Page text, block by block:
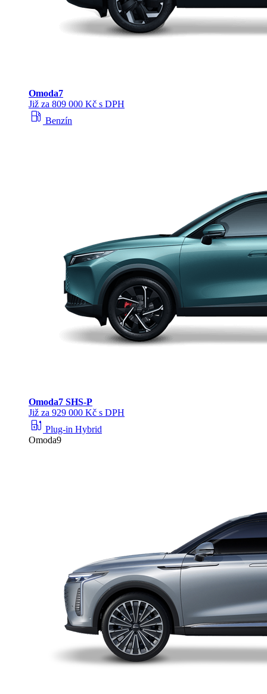
Omoda7
Již za 809 000 Kč s DPH
local_gas_station Benzín
Omoda7 SHS-P
Již za 929 000 Kč s DPH
ev_station Plug-in Hybrid
Omoda9